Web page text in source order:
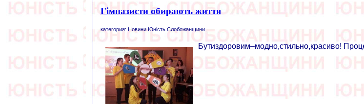
Гімназисти обирають життя
категория: Новини Юність Слобожанщини
Бутиздоровим–модно,стильно,красиво!